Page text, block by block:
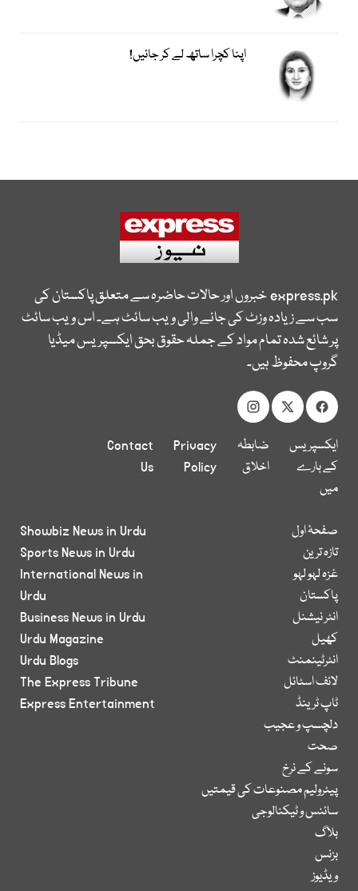
اپنا کچرا ساتھ لے کر جائیں!
express.pkخبروں اور حالات حاضرہ سے متعلق پاکستان کی
سب سے زیادہ وزٹ کی جانے والی ویب سائٹ ہے۔ اس ویب سائٹ
پر شائع شدہ تمام مواد کے جملہ حقوق بحق ایکسپریس میڈیا
گروپ محفوظ ہیں۔
ایکسپریس
کے بارے
میں
ضابطہ
اخلاق
Privacy
Policy
Contact
Us
صفحۂ اول
تازہ ترین
غزہ لہو لہو
پاکستان
انٹر نیشنل
کھیل
انٹرٹینمنٹ
لائف اسٹائل
ٹاپ ٹرینڈ
دلچسپ و عجیب
صحت
سونے کے نرخ
پیٹرولیم مصنوعات کی قیمتیں
سائنس و ٹیکنالوجی
بلاگ
بزنس
ویڈیوز
Showbiz News in Urdu
Sports News in Urdu
International News in
Urdu
Business News in Urdu
Urdu Magazine
Urdu Blogs
The Express Tribune
Express Entertainment